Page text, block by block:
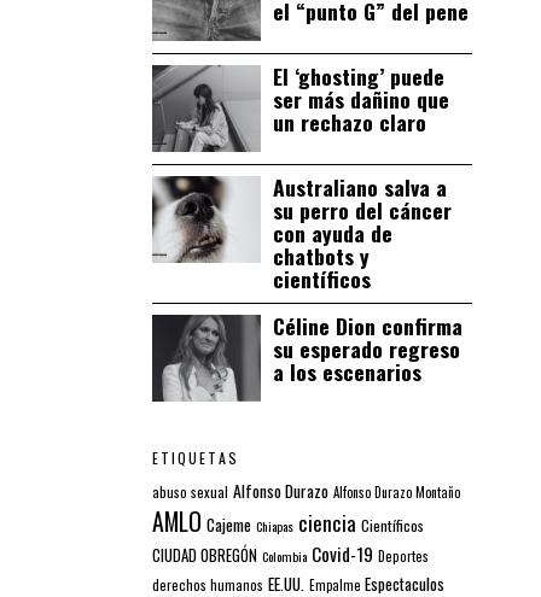
el “punto G” del pene
El ‘ghosting’ puede
ser más dañino que
un rechazo claro
Australiano salva a
su perro del cáncer
con ayuda de
chatbots y
científicos
Céline Dion confirma
su esperado regreso
a los escenarios
ETIQUETAS
abuso sexual Alfonso Durazo Alfonso Durazo Montaño
AMLO Cajeme Chiapas ciencia Científicos
CIUDAD OBREGÓN Colombia Covid-19 Deportes
derechos humanos EE.UU. Empalme Espectaculos